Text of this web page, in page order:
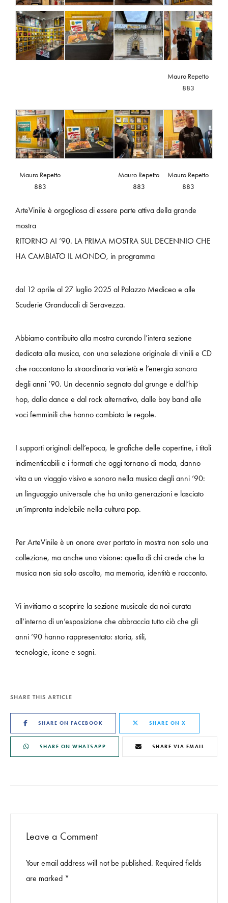
Mauro Repetto
883
Mauro Repetto
883
Mauro Repetto
883
Mauro Repetto
883
ArteVinile è orgogliosa di essere parte attiva della grande
mostra
RITORNO AI ’90. LA PRIMA MOSTRA SUL DECENNIO CHE
HA CAMBIATO IL MONDO, in programma
dal 12 aprile al 27 luglio 2025 al Palazzo Mediceo e alle
Scuderie Granducali di Seravezza.
Abbiamo contribuito alla mostra curando l’intera sezione
dedicata alla musica, con una selezione originale di vinili e CD
che raccontano la straordinaria varietà e l’energia sonora
degli anni ’90. Un decennio segnato dal grunge e dall’hip
hop, dalla dance e dal rock alternativo, dalle boy band alle
voci femminili che hanno cambiato le regole.
I supporti originali dell’epoca, le grafiche delle copertine, i titoli
indimenticabili e i formati che oggi tornano di moda, danno
vita a un viaggio visivo e sonoro nella musica degli anni ’90:
un linguaggio universale che ha unito generazioni e lasciato
un’impronta indelebile nella cultura pop.
Per ArteVinile è un onore aver portato in mostra non solo una
collezione, ma anche una visione: quella di chi crede che la
musica non sia solo ascolto, ma memoria, identità e racconto.
Vi invitiamo a scoprire la sezione musicale da noi curata
all’interno di un’esposizione che abbraccia tutto ciò che gli
anni ’90 hanno rappresentato: storia, stili,
tecnologie, icone e sogni.
SHARE THIS ARTICLE
SHARE ON FACEBOOK SHARE ON X
SHARE ON WHATSAPP SHARE VIA EMAIL
Leave a Comment
Your email address will not be published. Required fields
are marked *